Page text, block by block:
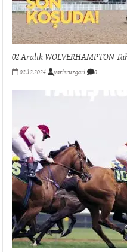
02 Aralık WOLVERHAMPTON
02.12.2024 yarisruzgari 0